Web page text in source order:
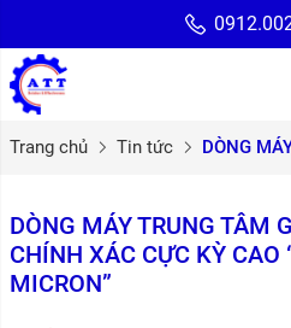
Trang chủ Tin tức DÒNG
DÒNG MÁY TRUNG TÂM
CHÍNH XÁC CỰC KỲ CAO
MICRON”